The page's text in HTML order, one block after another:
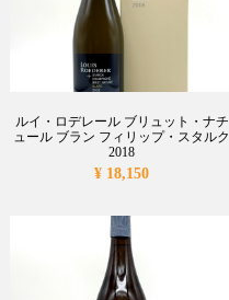
ルイ・ロデレール ブリュット・ナチ
ュール ブラン フィリップ・スタルク
2018
¥ 18,150